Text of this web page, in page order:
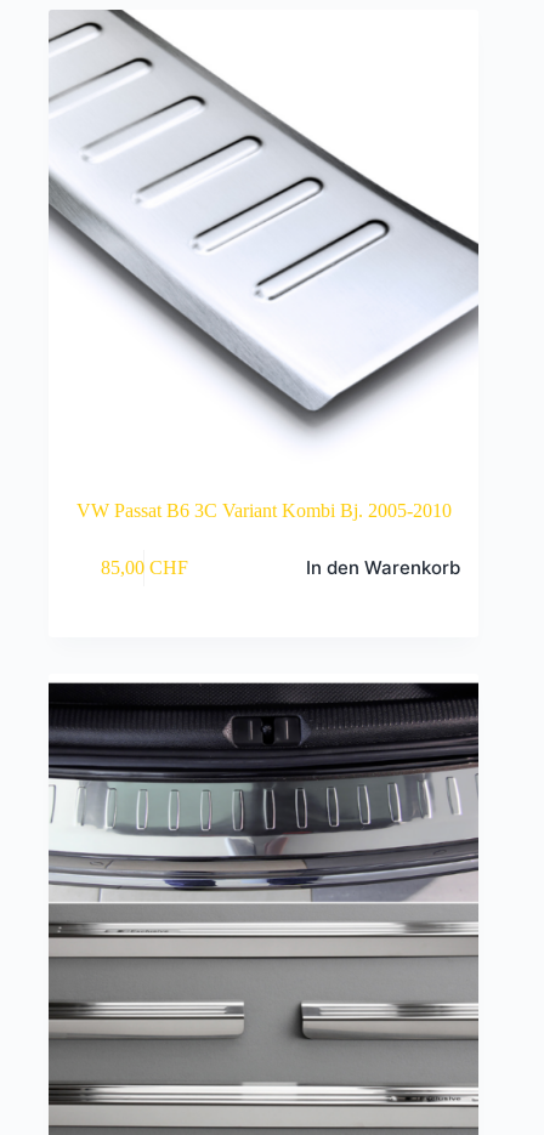
VW Passat B6 3C Variant Kombi Bj. 2005-2010
85,00 CHF In den Warenkorb